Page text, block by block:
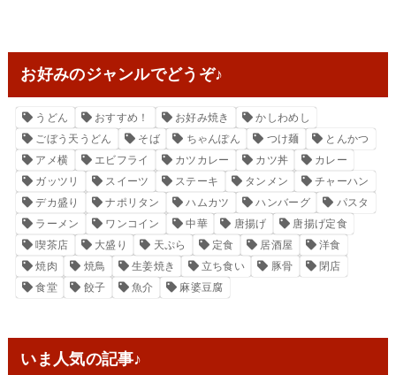
お好みのジャンルでどうぞ♪
うどん おすすめ！ お好み焼き
かしわめし
ごぼう天うどん
そば ちゃんぽん つけ麺
とんかつ
アメ横
エビフライ カツカレー カツ丼
カレー
ガッツリ
スイーツ ステーキ タンメン
チャーハン
デカ盛り
ナポリタン ハムカツ ハンバーグ
パスタ
ラーメン
ワンコイン 中華 唐揚げ
唐揚げ定食
喫茶店
大盛り 天ぷら 定食 居酒屋
洋食
焼肉
焼鳥 生姜焼き 立ち食い 豚骨
閉店
食堂
餃子 魚介 麻婆豆腐
いま人気の記事♪